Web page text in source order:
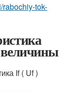
rabochiy-tok-
величины
If( Uf)